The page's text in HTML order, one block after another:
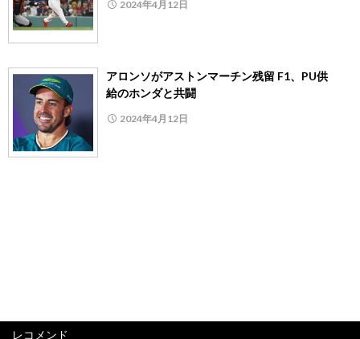
2024年4月12日
アロンソがアストンマーチン残留 F1、PU供
給のホンダと共闘
2024年4月12日
レコメンド